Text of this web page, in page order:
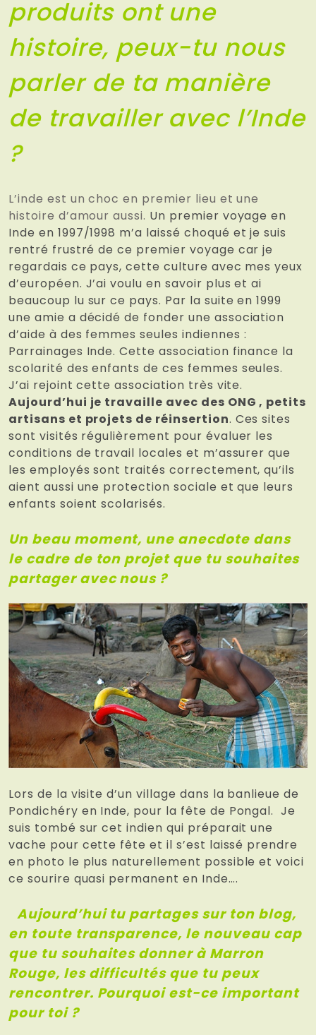
produits ont une
histoire, peux-tu nous
parler de ta manière
de travailler avec l’Inde
?
L’inde est un choc en premier lieu et une
histoire d’amour aussi. Un premier voyage en
Inde en 1997/1998 m’a laissé choqué et je suis
rentré frustré de ce premier voyage car je
regardais ce pays, cette culture avec mes yeux
d’européen. J’ai voulu en savoir plus et ai
beaucoup lu sur ce pays. Par la suite en 1999
une amie a décidé de fonder une association
d’aide à des femmes seules indiennes :
Parrainages Inde. Cette association finance la
scolarité des enfants de ces femmes seules.
J’ai rejoint cette association très vite.
Aujourd’hui je travaille avec des ONG , petits
artisans et projets de réinsertion. Ces sites
sont visités régulièrement pour évaluer les
conditions de travail locales et m’assurer que
les employés sont traités correctement, qu’ils
aient aussi une protection sociale et que leurs
enfants soient scolarisés.
Un beau moment, une anecdote dans
le cadre de ton projet que tu souhaites
partager avec nous ?
Lors de la visite d’un village dans la banlieue de
Pondichéry en Inde, pour la fête de Pongal. Je
suis tombé sur cet indien qui préparait une
vache pour cette fête et il s’est laissé prendre
en photo le plus naturellement possible et voici
ce sourire quasi permanent en Inde….
Aujourd’hui tu partages sur ton blog,
en toute transparence, le nouveau cap
que tu souhaites donner à Marron
Rouge, les difficultés que tu peux
rencontrer. Pourquoi est-ce important
pour toi ?